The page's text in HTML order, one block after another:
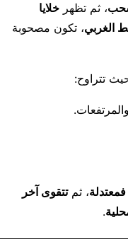
، ثم تظهر خلايا
الغربي، تكون مصحوبة
تتراوح:
، ثمتتقوى آخر
.